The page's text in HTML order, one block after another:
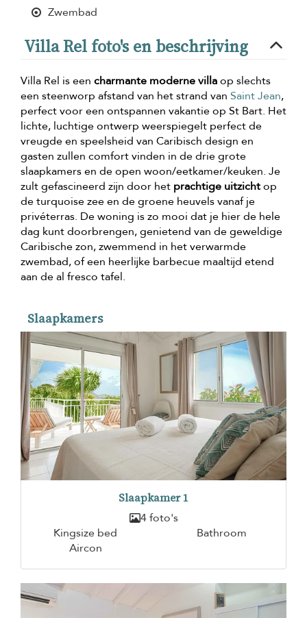
Zwembad
Villa Rel foto's en beschrijving
Villa Rel is een charmante moderne villaop slechts
een steenworp afstand van het strand van Saint Jean,
perfect voor een ontspannen vakantie op St Bart. Het
lichte, luchtige ontwerp weerspiegelt perfect de
vreugde en speelsheid van Caribisch design en
gasten zullen comfort vinden in de drie grote
slaapkamers en de open woon/eetkamer/keuken. Je
zult gefascineerd zijn door het prachtige uitzichtop
de turquoise zee en de groene heuvels vanaf je
privéterras. De woning is zo mooi dat je hier de hele
dag kunt doorbrengen, genietend van de geweldige
Caribische zon, zwemmend in het verwarmde
zwembad, of een heerlijke barbecue maaltijd etend
aan de al fresco tafel.
Slaapkamers
Slaapkamer 1
4 foto's
Kingsize bed
Bathroom
Aircon